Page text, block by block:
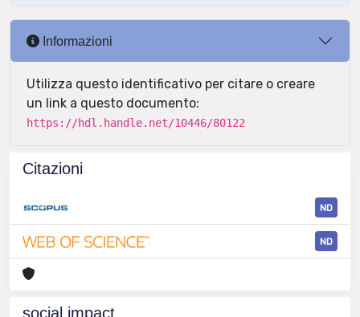
Informazioni
Utilizza questo identificativo per citare o creare
un link a questo documento:
https://hdl.handle.net/10446/80122
Citazioni
ND
ND
social impact